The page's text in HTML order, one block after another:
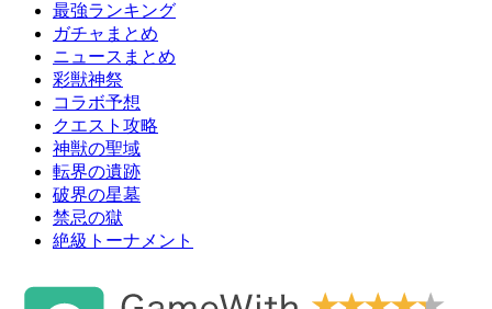
最強ランキング
ガチャまとめ
ニュースまとめ
彩獣神祭
コラボ予想
クエスト攻略
神獣の聖域
転界の遺跡
破界の星墓
禁忌の獄
絶級トーナメント